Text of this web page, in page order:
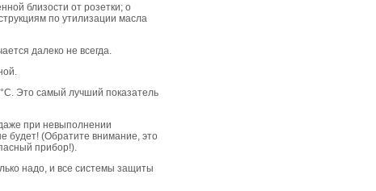
близости от розетки; о
по утилизации масла
далеко не всегда.
Это самый лучший показатель
при невыполнении
будет! (Обратите внимание, это
прибор!).
надо, и все системы защиты